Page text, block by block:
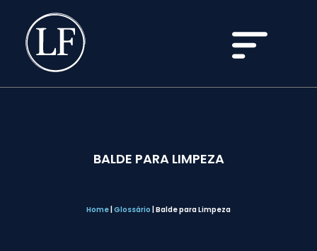
BALDE PARA LIMPEZA
Home Glossário Balde para Limpeza